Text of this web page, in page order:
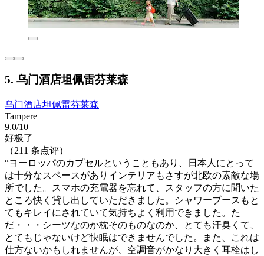
5. 乌门酒店坦佩雷芬莱森
乌门酒店坦佩雷芬莱森
Tampere
9.0/10
好极了
（211 条点评）
“ヨーロッパのカプセルということもあり、日本人にとって
は十分なスペースがありインテリアもさすが北欧の素敵な場
所でした。スマホの充電器を忘れて、スタッフの方に聞いた
ところ快く貸し出していただきました。シャワーブースもと
てもキレイにされていて気持ちよく利用できました。た
だ・・・シーツなのか枕そのものなのか、とても汗臭くて、
とてもじゃないけど快眠はできませんでした。また、これは
仕方ないかもしれませんが、空調音がかなり大きく耳栓はし